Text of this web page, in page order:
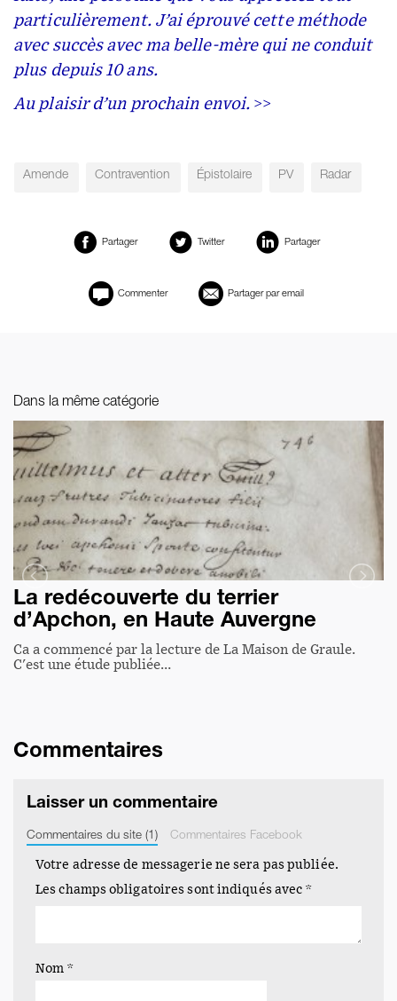
particulièrement. J’ai éprouvé cette méthode
avec succès avec ma belle-mère qui ne conduit
plus depuis 10 ans.
Au plaisir d’un prochain envoi. >>
Amende Contravention Épistolaire PV Radar
Partager Twitter Partager
Commenter Partager par email
Dans la même catégorie
La redécouverte du terrier
d’Apchon, en Haute Auvergne
Ca a commencé par la lecture de La Maison de Graule.
C'est une étude publiée…
C'était un soir sur C8, je suis tombé l'espace de quelques
Commentaires
Laisser un commentaire
Commentaires du site (1) Commentaires Facebook
Votre adresse de messagerie ne sera pas publiée.
Les champs obligatoires sont indiqués avec *
Nom *